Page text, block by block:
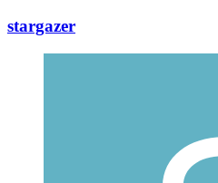
stargazer